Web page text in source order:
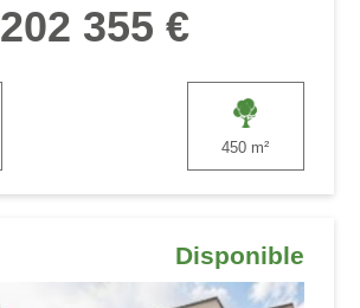
202 355 €
450 m²
Disponible